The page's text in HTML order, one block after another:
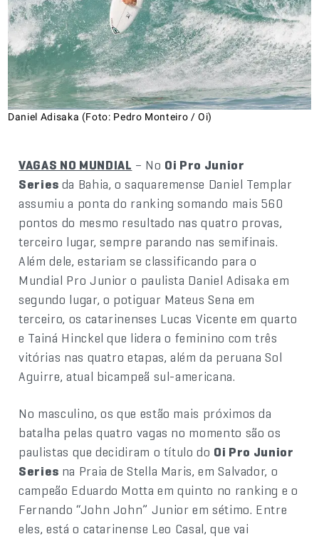
Daniel Adisaka (Foto: Pedro Monteiro / Oi)
VAGAS NO MUNDIAL – No Oi Pro Junior
Series da Bahia, o saquaremense Daniel Templar
assumiu a ponta do ranking somando mais 560
pontos do mesmo resultado nas quatro provas,
terceiro lugar, sempre parando nas semifinais.
Além dele, estariam se classificando para o
Mundial Pro Junior o paulista Daniel Adisaka em
segundo lugar, o potiguar Mateus Sena em
terceiro, os catarinenses Lucas Vicente em quarto
e Tainá Hinckel que lidera o feminino com três
vitórias nas quatro etapas, além da peruana Sol
Aguirre, atual bicampeã sul-americana.
No masculino, os que estão mais próximos da
batalha pelas quatro vagas no momento são os
paulistas que decidiram o título do Oi Pro Junior
Series na Praia de Stella Maris, em Salvador, o
campeão Eduardo Motta em quinto no ranking e o
Fernando “John John” Junior em sétimo. Entre
eles, está o catarinense Leo Casal, que vai